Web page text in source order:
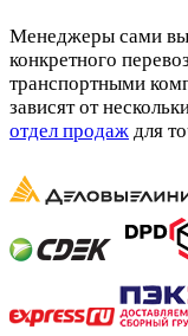
Менеджеры сами
конкретного
транспортными
зависят от
отдел продаж для